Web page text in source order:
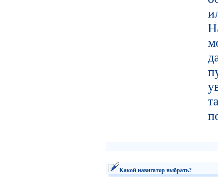
Какой навигатор выбрать?